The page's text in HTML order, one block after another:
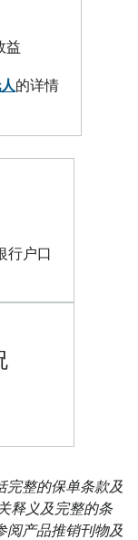
益
的详情
行户口
完整的保单条款及
释义及完整的条
阅产品推销刊物及